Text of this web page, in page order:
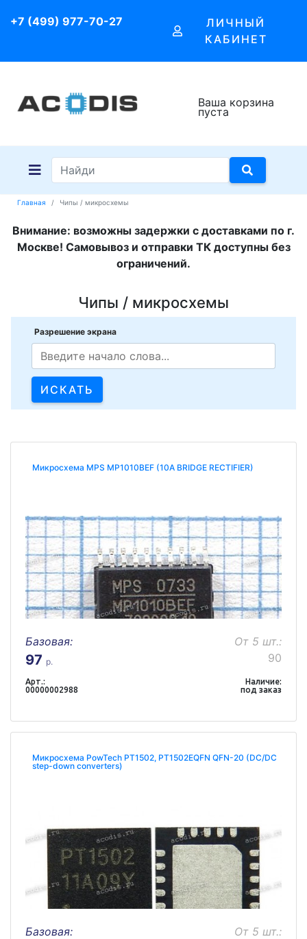
+7 (499) 977-70-27
ЛИЧНЫЙ
КАБИНЕТ
Ваша корзина
пуста
Главная Чипы / микросхемы
Внимание: возможны задержки с доставками по г.
Москве! Самовывоз и отправки ТК доступны без
ограничений.
Чипы / микросхемы
Разрешение экрана
Микросхема MPS MP1010BEF (10A BRIDGE RECTIFIER)
Базовая:
97 р.
От 5 шт.:
90
Арт.:
00000002988
Наличие:
под заказ
Микросхема PowTech PT1502, PT1502EQFN QFN-20 (DC/DC
step-down converters)
Базовая:
От 5 шт.: